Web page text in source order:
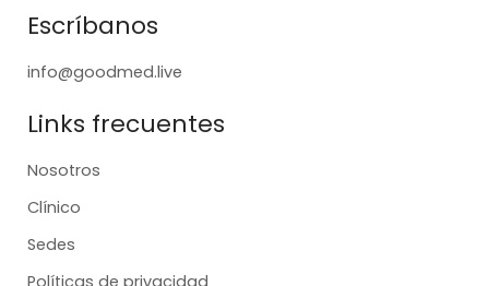
Escríbanos
info@goodmed.live
Links frecuentes
Nosotros
Clínico
Sedes